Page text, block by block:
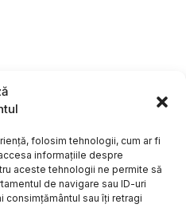
folosim tehnologii, cum ar fi
informațiile despre
aceste tehnologii ne permite să
de navigare sau ID-uri
consimțământul sau îți retragi